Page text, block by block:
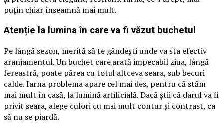
puțin chiar înseamnă mai mult.
Atenție la lumina în care va fi văzut buchetul
Pe lângă sezon, merită să te gândești unde va sta efectiv
aranjamentul. Un buchet care arată impecabil ziua, lângă
fereastră, poate părea cu totul altceva seara, sub becuri
calde. Iarna problema apare cel mai des, pentru că stăm
mai mult în casă, la lumină artificială. Dacă știi că darul va fi
privit seara, alege culori cu mai mult contur și contrast, ca
să nu se piardă.